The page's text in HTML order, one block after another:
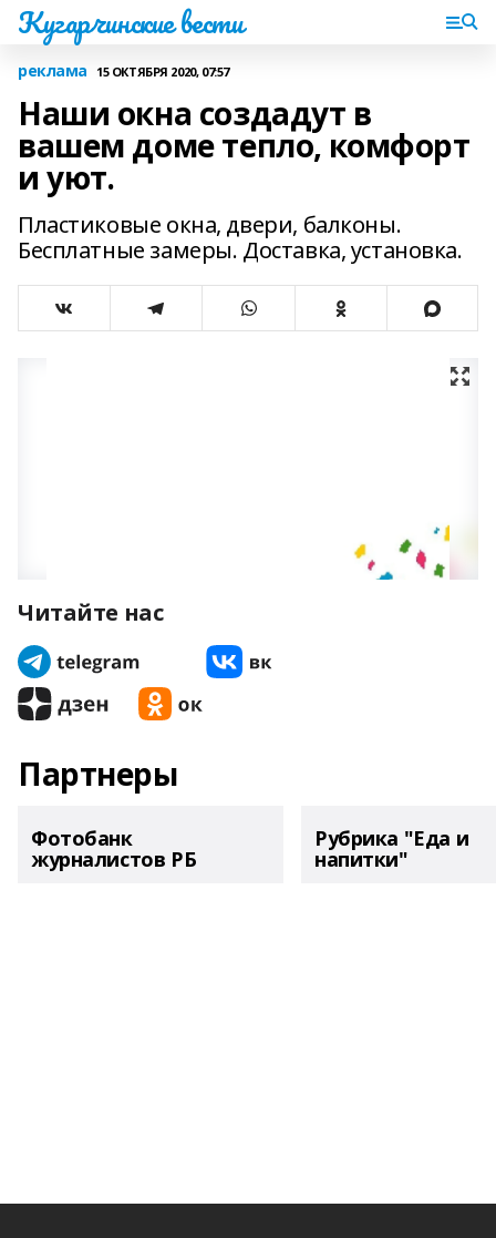
Кугарчинские вести
реклама 15 ОКТЯБРЯ 2020, 07:57
Наши окна создадут в
вашем доме тепло, комфорт
и уют.
Пластиковые окна, двери, балконы.
Бесплатные замеры. Доставка, установка.
Читайте нас
Партнеры
Фотобанк
журналистов РБ
Рубрика "Еда и
напитки"